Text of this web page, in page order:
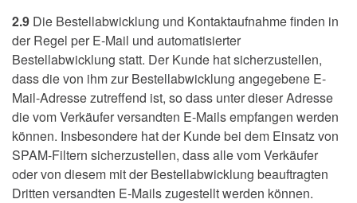
2.9 Die Bestellabwicklung und Kontaktaufnahme finden in
der Regel per E-Mail und automatisierter
Bestellabwicklung statt. Der Kunde hat sicherzustellen,
dass die von ihm zur Bestellabwicklung angegebene E-
Mail-Adresse zutreffend ist, so dass unter dieser Adresse
die vom Verkäufer versandten E-Mails empfangen werden
können. Insbesondere hat der Kunde bei dem Einsatz von
SPAM-Filtern sicherzustellen, dass alle vom Verkäufer
oder von diesem mit der Bestellabwicklung beauftragten
Dritten versandten E-Mails zugestellt werden können.